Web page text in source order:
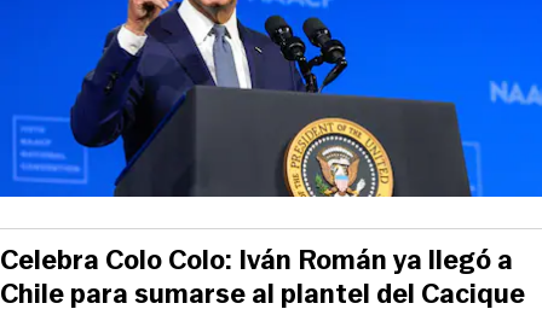
Celebra Colo Colo: Iván Román ya llegó a
Chile para sumarse al plantel del Cacique